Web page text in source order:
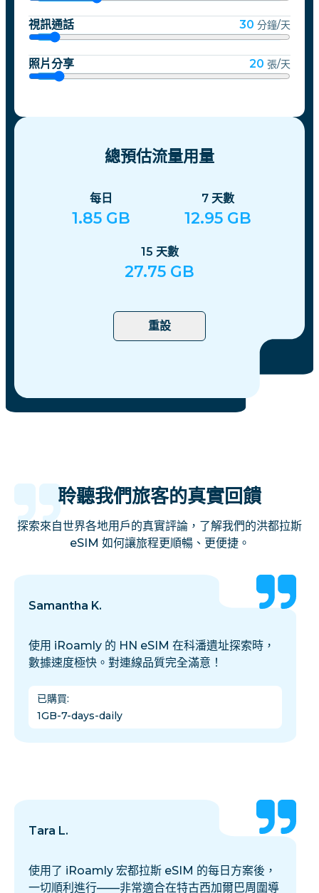
視訊通話 30 分鐘/天
照片分享 20 張/天
總預估流量用量
每日
1.85 GB
7 天數
12.95 GB
15 天數
27.75 GB
重設
聆聽我們旅客的真實回饋
探索來自世界各地用戶的真實評論，了解我們的洪都拉斯
eSIM 如何讓旅程更順暢、更便捷。
Samantha K.
使用 iRoamly 的 HN eSIM 在科潘遺址探索時，
數據速度極快。對連線品質完全滿意！
已購買:
1GB-7-days-daily
Tara L.
使用了 iRoamly 宏都拉斯 eSIM 的每日方案後，
一切順利進行——非常適合在特古西加爾巴周圍導